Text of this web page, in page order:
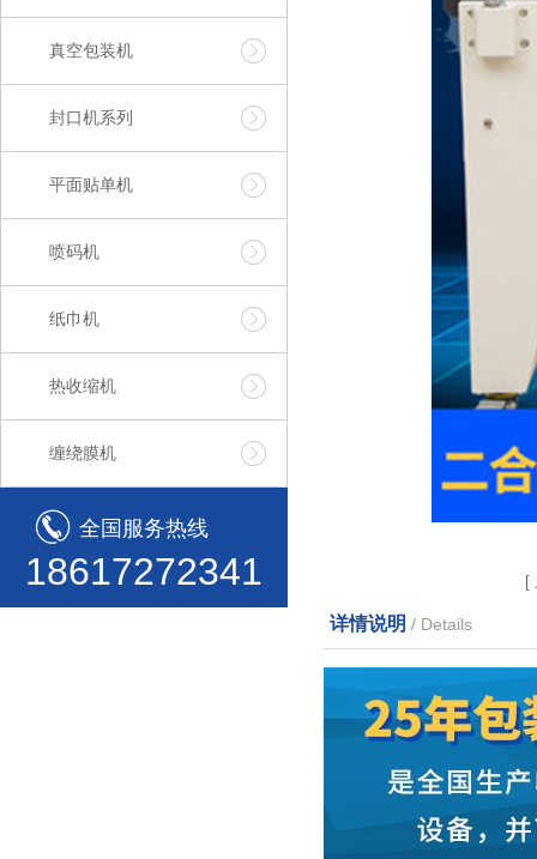
真空包装机
封口机系列
平面贴单机
喷码机
纸巾机
热收缩机
缠绕膜机
全国服务热线
18617272341 [
详情说明 / Details